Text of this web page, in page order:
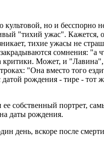
культовой, но и
"тихий ужас". Кажется,
тихие ужасы не
сомнения: "а
Может, и
"Она вместо того
рождения - тире -
собственный портрет,
даты рождения.
день, вскоре после